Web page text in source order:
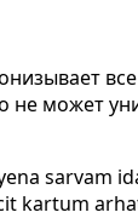
не может
sarvam
kartum